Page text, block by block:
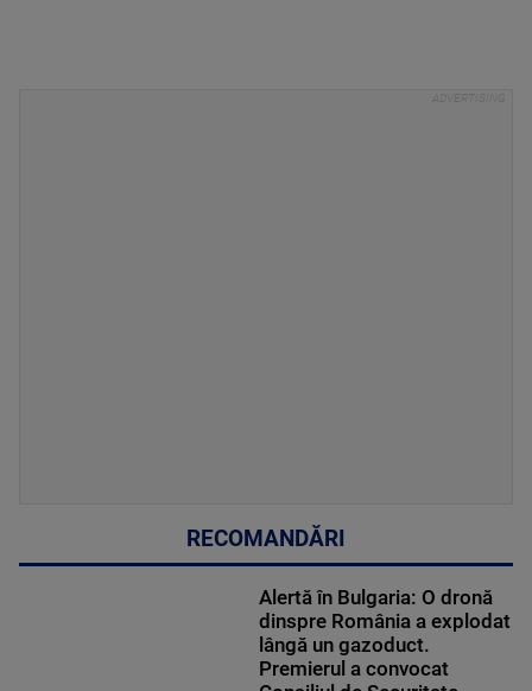
RECOMANDĂRI
Alertă în Bulgaria: O dronă
dinspre România a explodat
lângă un gazoduct.
Premierul a convocat